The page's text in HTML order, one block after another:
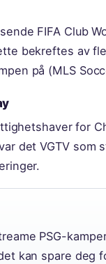
FIFA Club
bekreftes av
på (MLS
for
det VGTV
PSG-
kan spare deg